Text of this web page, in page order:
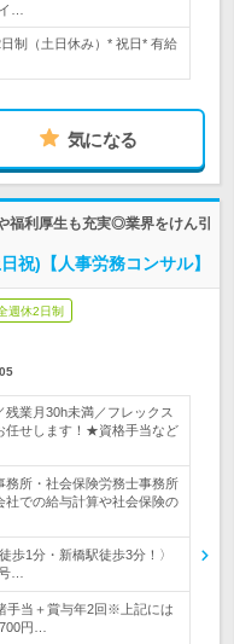
…
制（土日休み）* 祝日* 有給
気になる
福利厚生も充実◎業界をけん引
)【人事労務コンサル】
週休2日制
残業月30h未満／フレックス
任せします！★資格手当など
務所・社会保険労務士事務所
社での給与計算や社会保険の
歩1分・新橋駅徒歩3分！〉
…
手当＋賞与年2回※上記には
円…